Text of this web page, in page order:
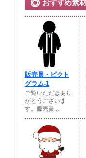
おすすめ素
販売員・ピクト
グラム-1
ご覧いただきあり
がとうございま
す。販売員...